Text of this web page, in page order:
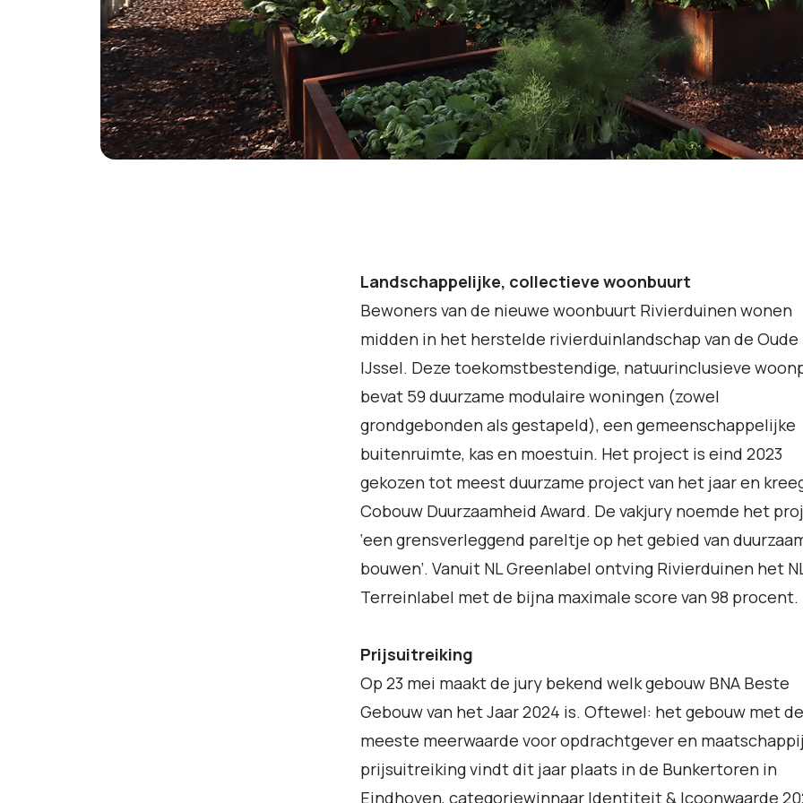
Landschappelijke, collectieve woonbuurt
Bewoners van de nieuwe woonbuurt Rivierduinen wonen
midden in het herstelde rivierduinlandschap van de Oude
IJssel. Deze toekomstbestendige, natuurinclusieve
bevat 59 duurzame modulaire woningen (zowel
grondgebonden als gestapeld), een gemeenschappelijke
buitenruimte, kas en moestuin. Het project is eind 2023
gekozen tot meest duurzame project van het jaar en
Cobouw Duurzaamheid Award. De vakjury noemde het
‘een grensverleggend pareltje op het gebied van
bouwen’. Vanuit NL Greenlabel ontving Rivierduinen het
Terreinlabel met de bijna maximale score van 98 procent.
Prijsuitreiking
Op 23 mei maakt de jury bekend welk gebouw BNA Beste
Gebouw van het Jaar 2024 is. Oftewel: het gebouw met de
meeste meerwaarde voor opdrachtgever en
prijsuitreiking vindt dit jaar plaats in de Bunkertoren in
Eindhoven, categoriewinnaar Identiteit & Icoonwaarde